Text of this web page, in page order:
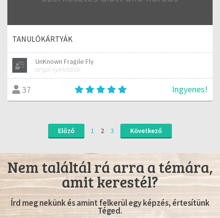
TANULÓKÁRTYÁK
UnKnown Fragile Fly
angol nyelvtanár
37 Ingyenes!
Előző 1 2 3 Következő
Nem találtál rá arra a témára,
amit kerestél?
Írd meg nekünk és amint felkerül egy képzés, értesítünk
Téged.